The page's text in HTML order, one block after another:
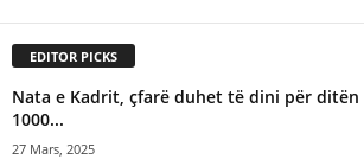
EDITOR PICKS
Nata e Kadrit, çfarë duhet të dini për ditën
1000...
27 Mars, 2025